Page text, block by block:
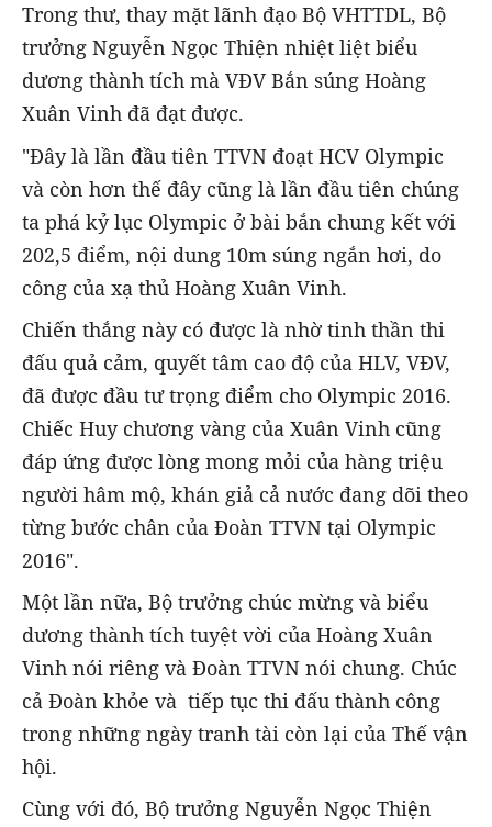
Trong thư, thay mặt lãnh đạo Bộ VHTTDL, Bộ
trưởng Nguyễn Ngọc Thiện nhiệt liệt biểu
dương thành tích mà VĐV Bắn súng Hoàng
Xuân Vinh đã đạt được.
"Đây là lần đầu tiên TTVN đoạt HCV Olympic
và còn hơn thế đây cũng là lần đầu tiên chúng
ta phá kỷ lục Olympic ở bài bắn chung kết với
202,5 điểm, nội dung 10m súng ngắn hơi, do
công của xạ thủ Hoàng Xuân Vinh.
Chiến thắng này có được là nhờ tinh thần thi
đấu quả cảm, quyết tâm cao độ của HLV, VĐV,
đã được đầu tư trọng điểm cho Olympic 2016.
Chiếc Huy chương vàng của Xuân Vinh cũng
đáp ứng được lòng mong mỏi của hàng triệu
người hâm mộ, khán giả cả nước đang dõi theo
từng bước chân của Đoàn TTVN tại Olympic
2016".
Một lần nữa, Bộ trưởng chúc mừng và biểu
dương thành tích tuyệt vời của Hoàng Xuân
Vinh nói riêng và Đoàn TTVN nói chung. Chúc
cả Đoàn khỏe và tiếp tục thi đấu thành công
trong những ngày tranh tài còn lại của Thế vận
hội.
Cùng với đó, Bộ trưởng Nguyễn Ngọc Thiện